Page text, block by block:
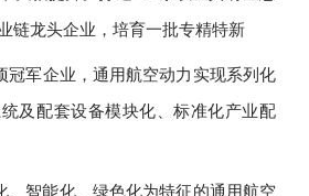
链龙头企业，培育一批专精特新
冠军企业，通用航空动力实现系列化
及配套设备模块化、标准化产业配
、智能化、绿色化为特征的通用航空